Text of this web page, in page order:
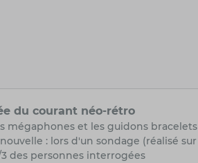
du courant néo-rétro
mégaphones et les guidons bracelets
: lors d'un sondage (réalisé sur
des personnes interrogées